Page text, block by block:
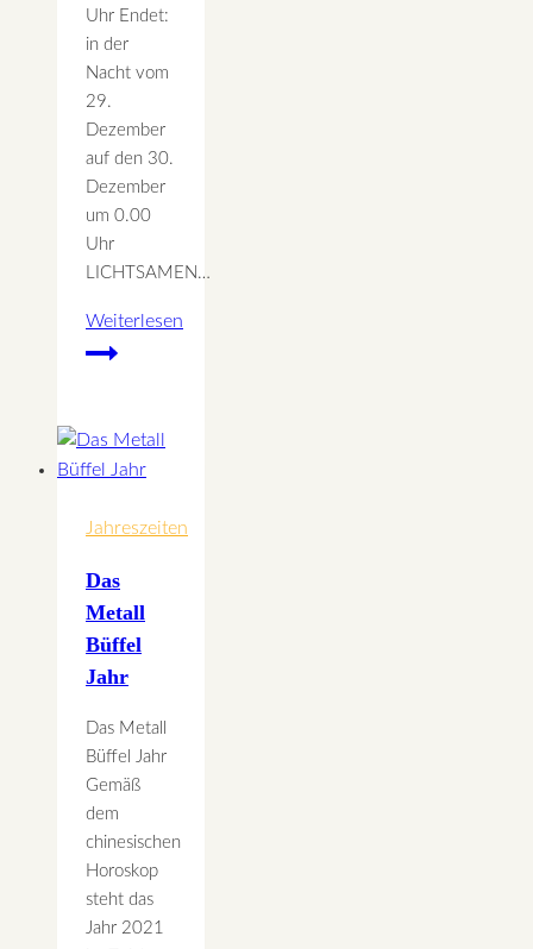
Uhr Endet:
in der
Nacht vom
29.
Dezember
auf den 30.
Dezember
um 0.00
Uhr
LICHTSAMEN…
Weiterlesen
Rauhnacht
Lichtsamen
für
Jahreszeiten
Das
Metall
Büffel
Jahr
Das Metall
Büffel Jahr
Gemäß
dem
chinesischen
Horoskop
steht das
Jahr 2021